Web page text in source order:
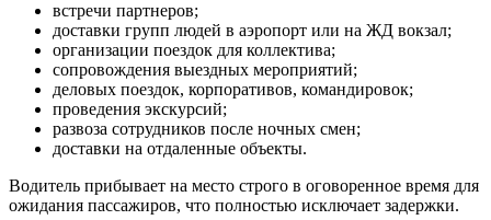
встречи партнеров;
доставки групп людей в аэропорт или на ЖД вокзал;
организации поездок для коллектива;
сопровождения выездных мероприятий;
деловых поездок, корпоративов, командировок;
проведения экскурсий;
развоза сотрудников после ночных смен;
доставки на отдаленные объекты.
Водитель прибывает на место строго в оговоренное время для
ожидания пассажиров, что полностью исключает задержки.